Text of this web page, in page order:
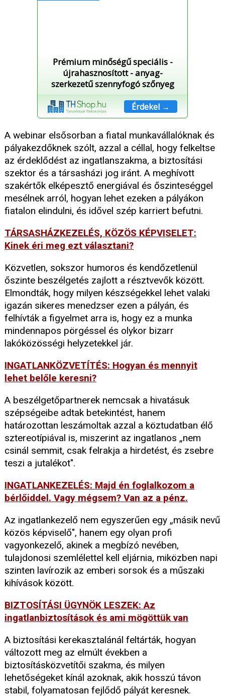
Prémium minőségű speciális -
újrahasznosított - anyag-
szerkezetű szennyfogó szőnyeg
Érdekel →
A webinar elsősorban a fiatal munkavállalóknak és
pályakezdőknek szólt, azzal a céllal, hogy felkeltse
az érdeklődést az ingatlanszakma, a biztosítási
szektor és a társasházi jog iránt. A meghívott
szakértők elképesztő energiával és őszinteséggel
mesélnek arról, hogyan lehet ezeken a pályákon
fiatalon elindulni, és idővel szép karriert befutni.
TÁRSASHÁZKEZELÉS, KÖZÖS KÉPVISELET:
Kinek éri meg ezt választani?
Közvetlen, sokszor humoros és kendőzetlenül
őszinte beszélgetés zajlott a résztvevők között.
Elmondták, hogy milyen készségekkel lehet valaki
igazán sikeres menedzser ezen a pályán, és
felhívták a figyelmet arra is, hogy ez a munka
mindennapos pörgéssel és olykor bizarr
lakóközösségi helyzetekkel jár.
INGATLANKÖZVETÍTÉS: Hogyan és mennyit
lehet belőle keresni?
A beszélgetőpartnerek nemcsak a hivatásuk
szépségeibe adtak betekintést, hanem
határozottan leszámoltak azzal a köztudatban élő
sztereotípiával is, miszerint az ingatlanos „nem
csinál semmit, csak felrakja a hirdetést, és zsebre
teszi a jutalékot".
INGATLANKEZELÉS: Majd én foglalkozom a
bérlőiddel. Vagy mégsem? Van az a pénz.
Az ingatlankezelő nem egyszerűen egy „másik nevű
közös képviselő", hanem egy olyan profi
vagyonkezelő, akinek a megbízó nevében,
tulajdonosi szemlélettel kell eljárnia, miközben napi
szinten lavírozik az emberi sorsok és a műszaki
kihívások között.
BIZTOSÍTÁSI ÜGYNÖK LESZEK: Az
ingatlanbiztosítások és ami mögöttük van
A biztosítási kerekasztalánál feltárták, hogyan
változott meg az elmúlt években a
biztosításközvetítői szakma, és milyen
lehetőségeket kínál azoknak, akik hosszú távon
stabil, folyamatosan fejlődő pályát keresnek.